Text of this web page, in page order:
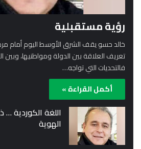
رؤية مستقبلية
خالد حسو يقف الشرق الأوسط اليوم أمام
تعريف العلاقة بين الدولة ومواطنيها،
فالتحديات التي تواجه…
أكمل القراءة »
اللغة الكوردية
الهوية